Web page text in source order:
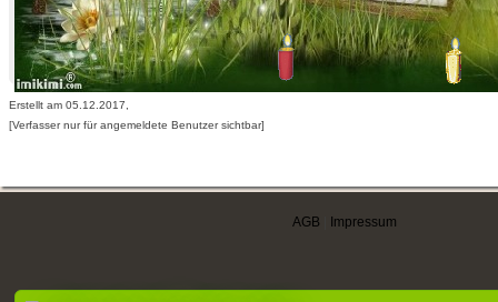
Erstellt am 05.12.2017,
[Verfasser nur für angemeldete Benutzer sichtbar]
AGB Impressum